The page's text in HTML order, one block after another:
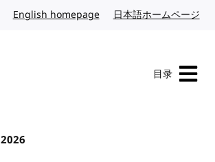
English homepage英文日本語ホームページ
目录
2026